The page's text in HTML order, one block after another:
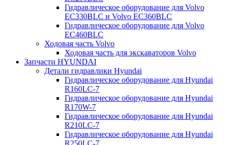
Гидравлическое оборудование для Volvo
EC330BLC и Volvo EC360BLC
Гидравлическое оборудование для Volvo
EC460BLC
Ходовая часть Volvo
Ходовая часть для экскаваторов Volvo
Запчасти HYUNDAI
Детали гидравлики Hyundai
Гидравлическое оборудование для Hyundai
R160LC-7
Гидравлическое оборудование для Hyundai
R170W-7
Гидравлическое оборудование для Hyundai
R210LC-7
Гидравлическое оборудование для Hyundai
R250LC-7